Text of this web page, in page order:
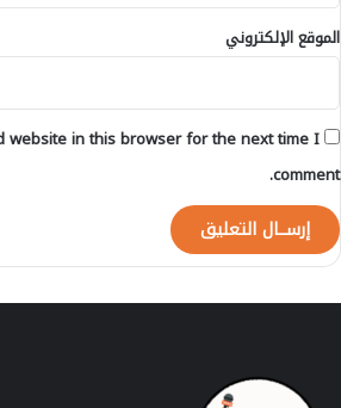
ب
ة
أ
ا
م
ن
ي
ر
ه
الموقع الإلكتروني
website in this browser for the next time I
comment.